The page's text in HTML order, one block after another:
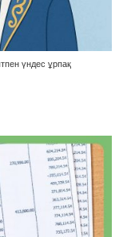
үндес ұрпақ